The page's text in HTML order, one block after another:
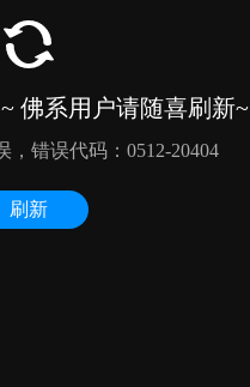
佛系用户请随喜刷新~
，错误代码：0512-20404
刷新